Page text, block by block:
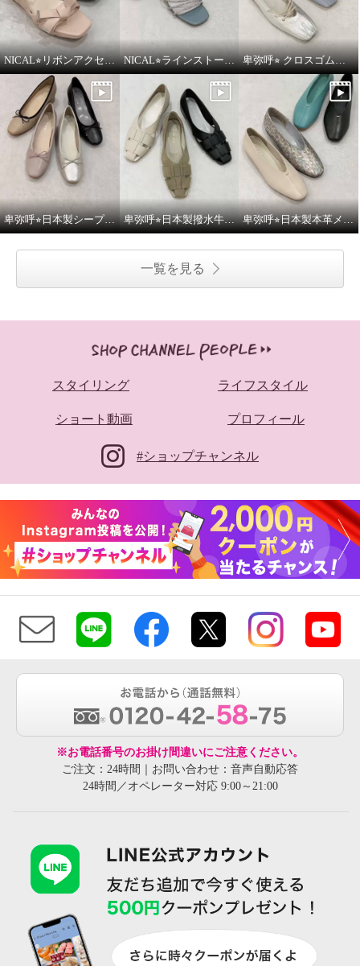
NICAL⭐︎リボンアクセントキルティングサンダルをご紹介いたします。 NICAL⭐︎ラインストーンナローストラップミュールをご紹介いたします。 卑弥呼⭐︎ クロスゴムフラットパンプスをご紹介いたします。
卑弥呼⭐︎日本製シープレザー4cmヒールバレエパンプスをご紹介いたします。 卑弥呼⭐︎日本製撥水牛革グルカパンプスをご紹介いたします。 卑弥呼⭐︎日本製本革メタルポイントフラットパンプスをご紹介いたします。
一覧を見る
スタイリング ライフスタイル
ショート動画 プロフィール
#ショップチャンネル
※お電話番号のお掛け間違いにご注意ください。
ご注文：24時間｜お問い合わせ：音声自動応答
24時間／オペレーター対応 9:00～21:00